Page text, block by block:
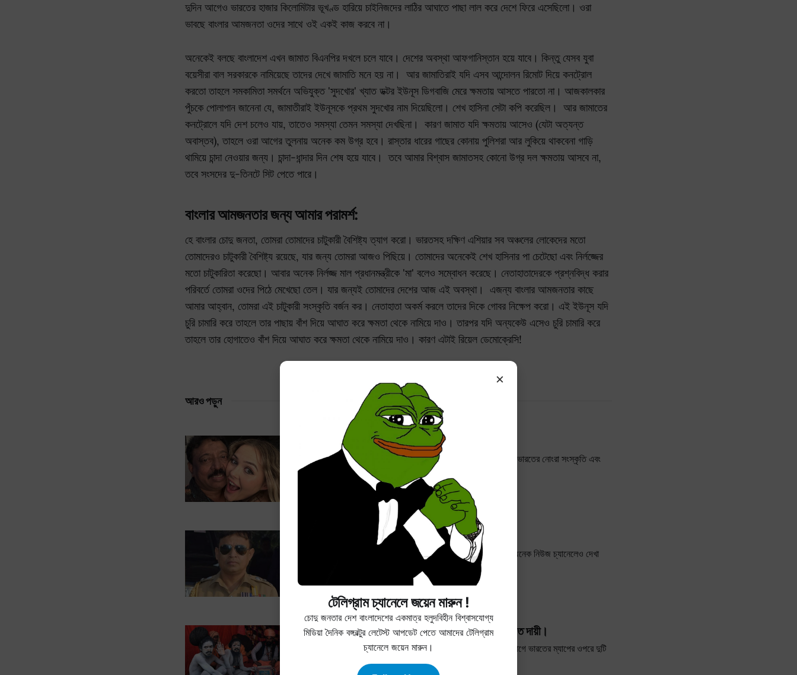
দুদিন আগেও ভারতের হাজার কিলোমিটার ভূখণ্ড হারিয়ে চাইনিজদের লাঠির আঘাতে পাছা লাল করে দেশে ফিরে এসেছিলো। ওরা
ভাবছে বাংলার আমজনতা ওদের সাথে ওই একই কাজ করবে না।
অনেকেই বলছে বাংলাদেশ এখন জামাত বিএনপির দখলে চলে যাবে। দেশের অবস্থা আফগানিস্তান হয়ে যাবে। কিন্তু যেসব যুবা
বয়েসীরা বাল সরকারকে নামিয়েছে তাদের দেখে জামাতি মনে হয় না। আর জামাতিরাই যদি এসব আন্দোলন রিমোট দিয়ে কনট্রোল
করতো তাহলে সমকামিতা সমর্থনে অভিযুক্ত 'সুদখোর' খ্যাত ডক্টর ইউনূস ডিগবাজি মেরে ক্ষমতায় আসতে পারতো না। আজকালকার
পুঁচকে পোলাপান জানেনা যে, জামাতীরাই ইউনূসকে প্রথম সুদখোর নাম দিয়েছিলো। শেখ হাসিনা সেটা কপি করেছিল। আর জামাতের
কনট্রোলে যদি দেশ চলেও যায়, তাতেও সমস্যা তেমন সমস্যা দেখছিনা। কারণ জামাত যদি ক্ষমতায় আসেও (যেটা অত্যন্ত
অবাস্তব), তাহলে ওরা আগের তুলনায় অনেক কম উগ্র হবে। রাস্তার ধারের গাছের কোনায় পুলিশরা আর লুকিয়ে থাকবেনা গাড়ি
থামিয়ে চান্দা নেওয়ার জন্য। চান্দা-ধান্দার দিন শেষ হয়ে যাবে। তবে আমার বিশ্বাস জামাতসহ কোনো উগ্র দল ক্ষমতায় আসবে না,
তবে সংসদের দু-তিনটে সিট পেতে পারে।
বাংলার আমজনতার জন্য আমার পরামর্শ:
হে বাংলার চোদু জনতা, তোমরা তোমাদের চাটুকারী বৈশিষ্ট্য ত্যাগ করো। ভারতসহ দক্ষিণ এশিয়ার সব অঞ্চলের লোকেদের মতো
তোমাদেরও চাটুকারী বৈশিষ্ট্য রয়েছে, যার জন্য তোমরা আজও পিছিয়ে। তোমাদের অনেকেই শেখ হাসিনার পা চেটেছো এবং নির্লজ্জের
মতো চাটুকারিতা করেছো। আবার অনেক নির্লজ্জ মাল প্রধানমন্ত্রীকে 'মা' বলেও সম্বোধন করেছে। নেতাহাতাদেরকে প্রশ্নবিদ্ধ করার
পরিবর্তে তোমরা ওদের পিঠে মেখেছো তেল। যার জন্যই তোমাদের দেশের আজ এই অবস্থা। এজন্য বাংলার আমজনতার কাছে
আমার আহ্বান, তোমরা এই চাটুকারী সংস্কৃতি বর্জন কর। নেতাহাতা অকর্ম করলে তাদের দিকে গোবর নিক্ষেপ করো। এই ইউনূস যদি
চুরি চামারি করে তাহলে তার পাছায় বাঁশ দিয়ে আঘাত করে ক্ষমতা থেকে নামিয়ে দাও। তারপর যদি অন্যকেউ এসেও চুরি চামারি করে
তাহলে তার হোগাতেও বাঁশ দিয়ে আঘাত করে ক্ষমতা থেকে নামিয়ে দাও। কারণ এটাই রিয়েল ডেমোক্রেসি!
আরও পড়ুন
কোডেক্স পাজিত ২: বিখ্যাত ভারত বিদ্বেষী ডকুমেন্টারী (ভিডিও)
বর্তমান সময়ে ভারতের প্রতি ঘৃণা তার প্রতিবেশী দেশগুলোর মধ্যেই সীমাবদ্ধ নয়। ভারতের নোংরা সংস্কৃতি এবং
কুৎসিত চেহারার লোকেদের
AUG 13, 2024
পুলিশ বিহীন বাংলাদেশই জনগণের জন্য বেশি নিরাপদ !
দুদিন আগে দেখলাম এক পুলিশ কেঁদে কেঁদে টিকটক ভিডিও ইন্টারনেটে ছেড়েছে। অনেক নিউজ চ্যানেলেও দেখা
THEPATRIOTICPEPEAUG 10, 2024
যেভাবে বাংলাদেশের মানুষের জীবনের প্রত্যেকটি সমস্যার জন্য ভারত দায়ী।
১৯৪৭ সালে ব্রিটিশরা ভারতকে স্বাধীনতা ভিক্ষা দেয়। ভিক্ষা দেওয়ার কয়েকদিন আগে ভারতের ম্যাপের ওপরে দুটি
ছবি এঁকে যায়। সেই দুটি ছবি আজ বাংলা
×
টেলিগ্রাম চ্যানেলে জয়েন মারুন !
চোদু জনতার দেশ বাংলাদেশের একমাত্র হলুদবিহীন বিশ্বাসযোগ্য
মিডিয়া দৈনিক বঙ্গবল্টুর লেটেস্ট আপডেট পেতে আমাদের টেলিগ্রাম
চ্যানেলে জয়েন মারুন।